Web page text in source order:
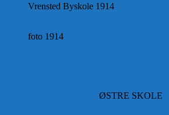
Vrensted Byskole 1914
foto 1914
ØSTRE SKOLE